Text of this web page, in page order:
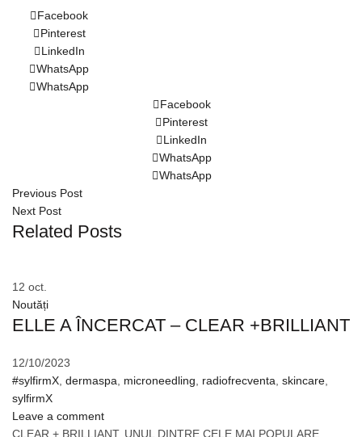
Facebook
Pinterest
LinkedIn
WhatsApp
WhatsApp
Facebook
Pinterest
LinkedIn
WhatsApp
WhatsApp
Previous Post
Next Post
Related Posts
12 oct.
Noutăți
ELLE A ÎNCERCAT – CLEAR +BRILLIANT
12/10/2023
#sylfirmX dermaspa microneedling radiofrecventa skincare
sylfirmX
Leave a comment
CLEAR + BRILLIANT, UNUL DINTRE CELE MAI POPULARE